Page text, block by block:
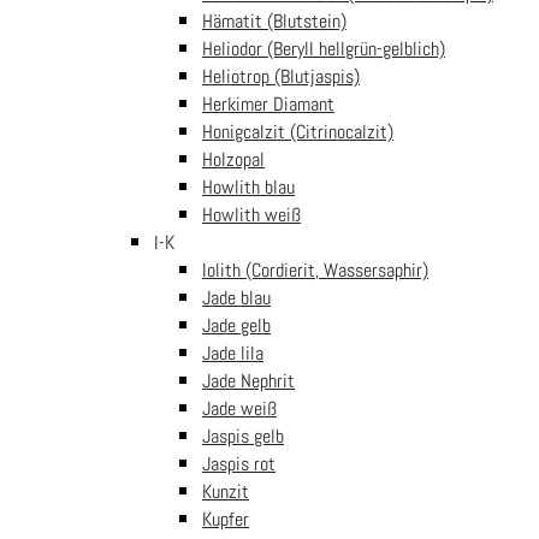
Hämatit (Blutstein)
Heliodor (Beryll hellgrün-gelblich)
Heliotrop (Blutjaspis)
Herkimer Diamant
Honigcalzit (Citrinocalzit)
Holzopal
Howlith blau
Howlith weiß
I-K
Iolith (Cordierit, Wassersaphir)
Jade blau
Jade gelb
Jade lila
Jade Nephrit
Jade weiß
Jaspis gelb
Jaspis rot
Kunzit
Kupfer
das Risiko von Unfällen und trägt zu einer sicheren Verwendung
skarabaeussodalithKategorien:
Ähnliche Produkte
Kugelarmband Sodalith mit
zartem Lebensbaum
zartem Pentagramm